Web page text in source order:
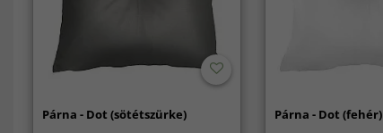
Párna - Dot (sötétszürke) Párna - Dot (fehér)